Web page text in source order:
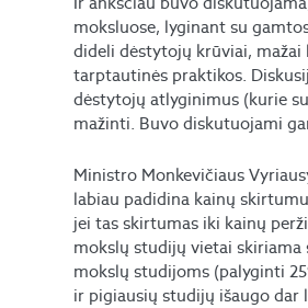
moksluose, lyginant su
dideli dėstytojų krūviai,
tarptautinės praktikos.
dėstytojų atlyginimus (kurie
mažinti. Buvo diskutuojami
Ministro Monkevičiaus
labiau padidina kainų
jei tas skirtumas iki kainų
mokslų studijų vietai skiriama
mokslų studijoms (palyginti
ir pigiausių studijų išaugo dar